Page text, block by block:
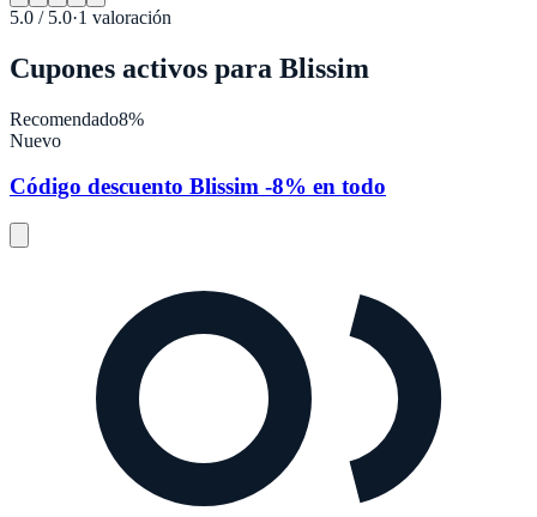
5.0 / 5.0·1 valoración
Cupones activos para Blissim
Recomendado8%
Nuevo
Código descuento Blissim -8% en todo